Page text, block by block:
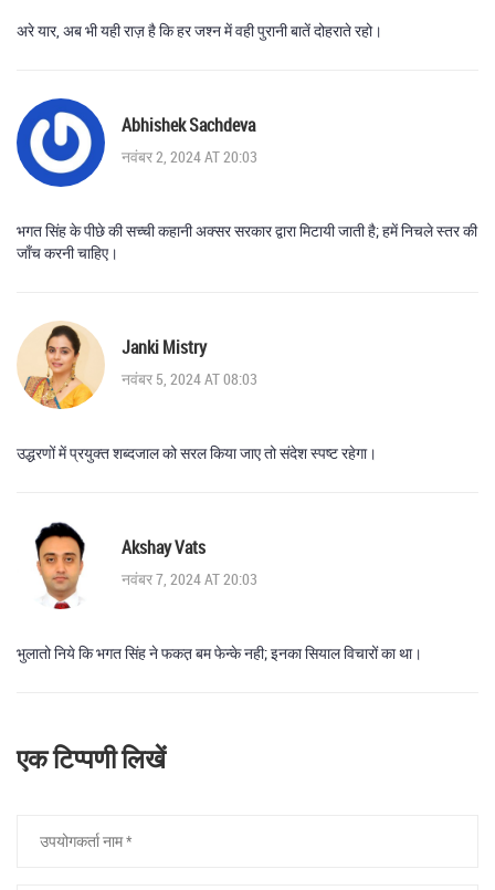
अरे यार, अब भी यही राज़ है कि हर जश्न में वही पुरानी बातें दोहराते रहो।
Abhishek Sachdeva
नवंबर 2, 2024 AT 20:03
भगत सिंह के पीछे की सच्ची कहानी अक्सर सरकार द्वारा मिटायी जाती है; हमें निचले स्तर की
जाँच करनी चाहिए।
Janki Mistry
नवंबर 5, 2024 AT 08:03
उद्धरणों में प्रयुक्त शब्दजाल को सरल किया जाए तो संदेश स्पष्ट रहेगा।
Akshay Vats
नवंबर 7, 2024 AT 20:03
भुलातो निये कि भगत सिंह ने फकत़ बम फेन्के नही; इनका सियाल विचारों का था।
एक टिप्पणी लिखें